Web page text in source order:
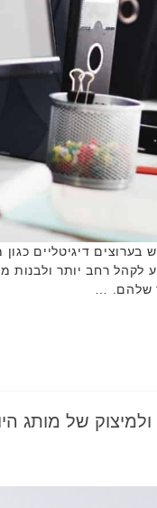
בערוצים דיגיטליים
לקהל רחב יותר
שלהם. …
של מותג